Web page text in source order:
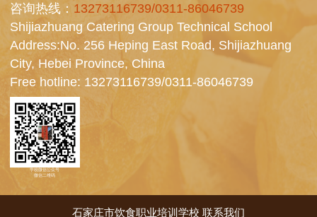
咨询热线： 13273116739/0311-86046739
Shijiazhuang Catering Group Technical School
Address:No. 256 Heping East Road, Shijiazhuang
City, Hebei Province, China
Free hotline: 13273116739/0311-86046739
学校微信公众号
微信二维码
石家庄市饮食职业培训学校 联系我们